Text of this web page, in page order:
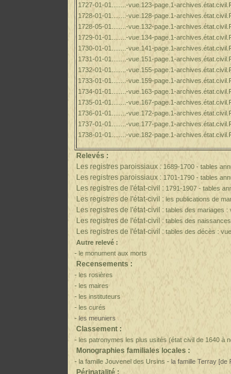
1727-01-01........-vue.123-page.1-
1728-01-01........-vue.128-page.1-
1728-05-01........-vue.132-page.1-
1729-01-01........-vue.134-page.1-
1730-01-01........-vue.141-page.1-
1731-01-01........-vue.151-page.1-
1732-01-01........-vue.155-page.1-
1733-01-01........-vue.159-page.1-
1734-01-01........-vue.163-page.1-
1735-01-01........-vue.167-page.1-
1736-01-01........-vue.172-page.1-
1737-01-01........-vue.177-page.1-
1738-01-01........-vue.182-page.1-
Relevés :
Les registres paroissiaux : 1689-1700 - tables
Les registres paroissiaux : 1701-1790 - tables
Les registres de l'état-civil : 1791-1907 - tables
Les registres de l'état-civil : les publications de
Les registres de l'état-civil : tables des mariages :
Les registres de l'état-civil : tables des
Les registres de l'état-civil : tables des décès :
Autre relevé :
- le monument aux morts
Recensements :
- les rosières
- les maires
- les instituteurs
- les curés
- les meuniers
Classement :
- les patronymes les plus usités (état civil de 1640 à
Monographies familiales locales :
- la famille Jouvenel des Ursins - la famille Terray [de
Périnatalité :